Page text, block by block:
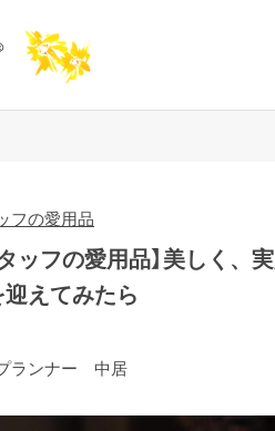
フの愛用品
ッフの愛用品】美しく、
えてみたら
ランナー 中居